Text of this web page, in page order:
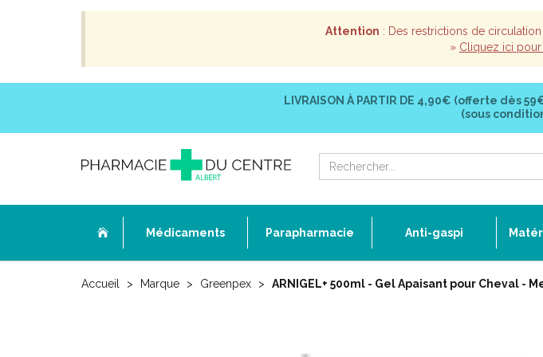
Attention : Des restrictions de
» Cliquez ici
LIVRAISON À PARTIR DE 4,90€ (offerte dès
(sous
Médicaments Parapharmacie Anti-gaspi
Accueil Marque Greenpex ARNIGEL+ 500ml - Gel Apaisant pour Cheval -